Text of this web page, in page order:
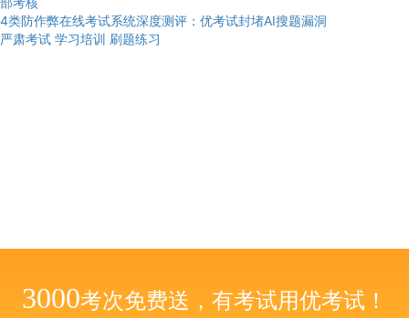
4类防作弊在线考试系统深度测评：优考试封堵AI搜题漏洞
严肃考试 学习培训 刷题练习
3000考次免费送，有考试用优考试！